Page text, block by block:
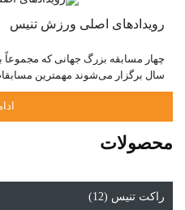
رویدادهای اصلی ورزش تنیس
چهار مسابقه بزرگ جهانی که مجموعاً
سال برگزار می‌شوند مهمترین
محصولات
راکت تنیس (12)